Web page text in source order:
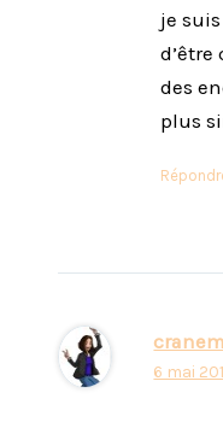
je
des
plus
6 mai